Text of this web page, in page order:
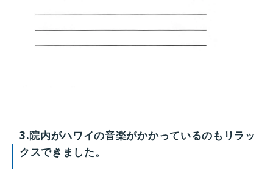
3.院内がハワイの音楽がかかっているのもリラッ
クスできました。